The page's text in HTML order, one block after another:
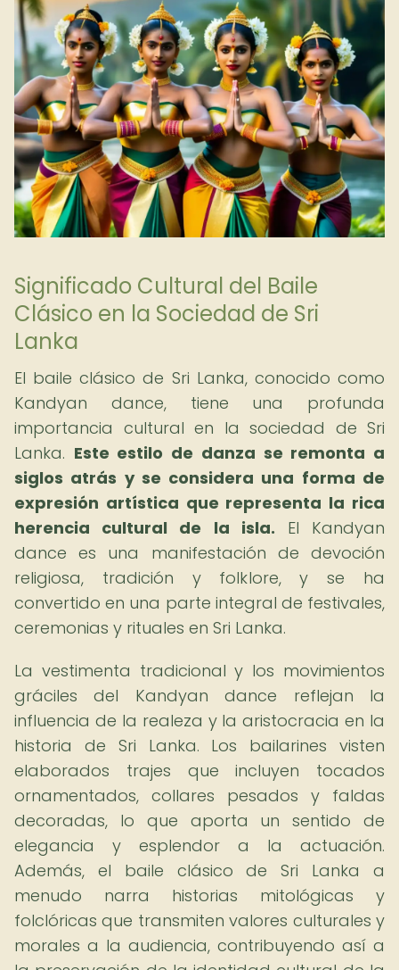
Significado Cultural del Baile
Clásico en la Sociedad de Sri
Lanka
El baile clásico de Sri Lanka, conocido como
Kandyan dance, tiene una profunda
importancia cultural en la sociedad de Sri
Lanka. Este estilo de danza se remonta a
siglos atrás y se considera una forma de
expresión artística que representa la rica
herencia cultural de la isla. El Kandyan
dance es una manifestación de devoción
religiosa, tradición y folklore, y se ha
convertido en una parte integral de festivales,
ceremonias y rituales en Sri Lanka.
La vestimenta tradicional y los movimientos
gráciles del Kandyan dance reflejan la
influencia de la realeza y la aristocracia en la
historia de Sri Lanka. Los bailarines visten
elaborados trajes que incluyen tocados
ornamentados, collares pesados y faldas
decoradas, lo que aporta un sentido de
elegancia y esplendor a la actuación.
Además, el baile clásico de Sri Lanka a
menudo narra historias mitológicas y
folclóricas que transmiten valores culturales y
morales a la audiencia, contribuyendo así a